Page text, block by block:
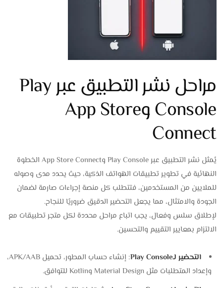
مراحل نشر التطبيق عبر Play
Console وApp Store
Connect
يُمثل نشر التطبيق عبر Play Console وApp Store Connect الخطوة
النهائية في تطوير تطبيقات الهواتف الذكية، حيث يحدد مدى وصوله
للملايين من المستخدمين، فتتطلب كل منصة إجراءات صارمة لضمان
الجودة والامتثال، مما يجعل التحضير الدقيق ضروريًا للنجاح.
لإطلاق سلس وفعال، يجب اتباع مراحل محددة لكل متجر تطبيقات مع
الالتزام بمعايير التقييم والتحسين.
التحضير لـPlay Console
: إنشاء حساب المطور، تحميل APK/AAB،
وإعداد المتطلبات مثل Material Design وKotlin للتوافق.